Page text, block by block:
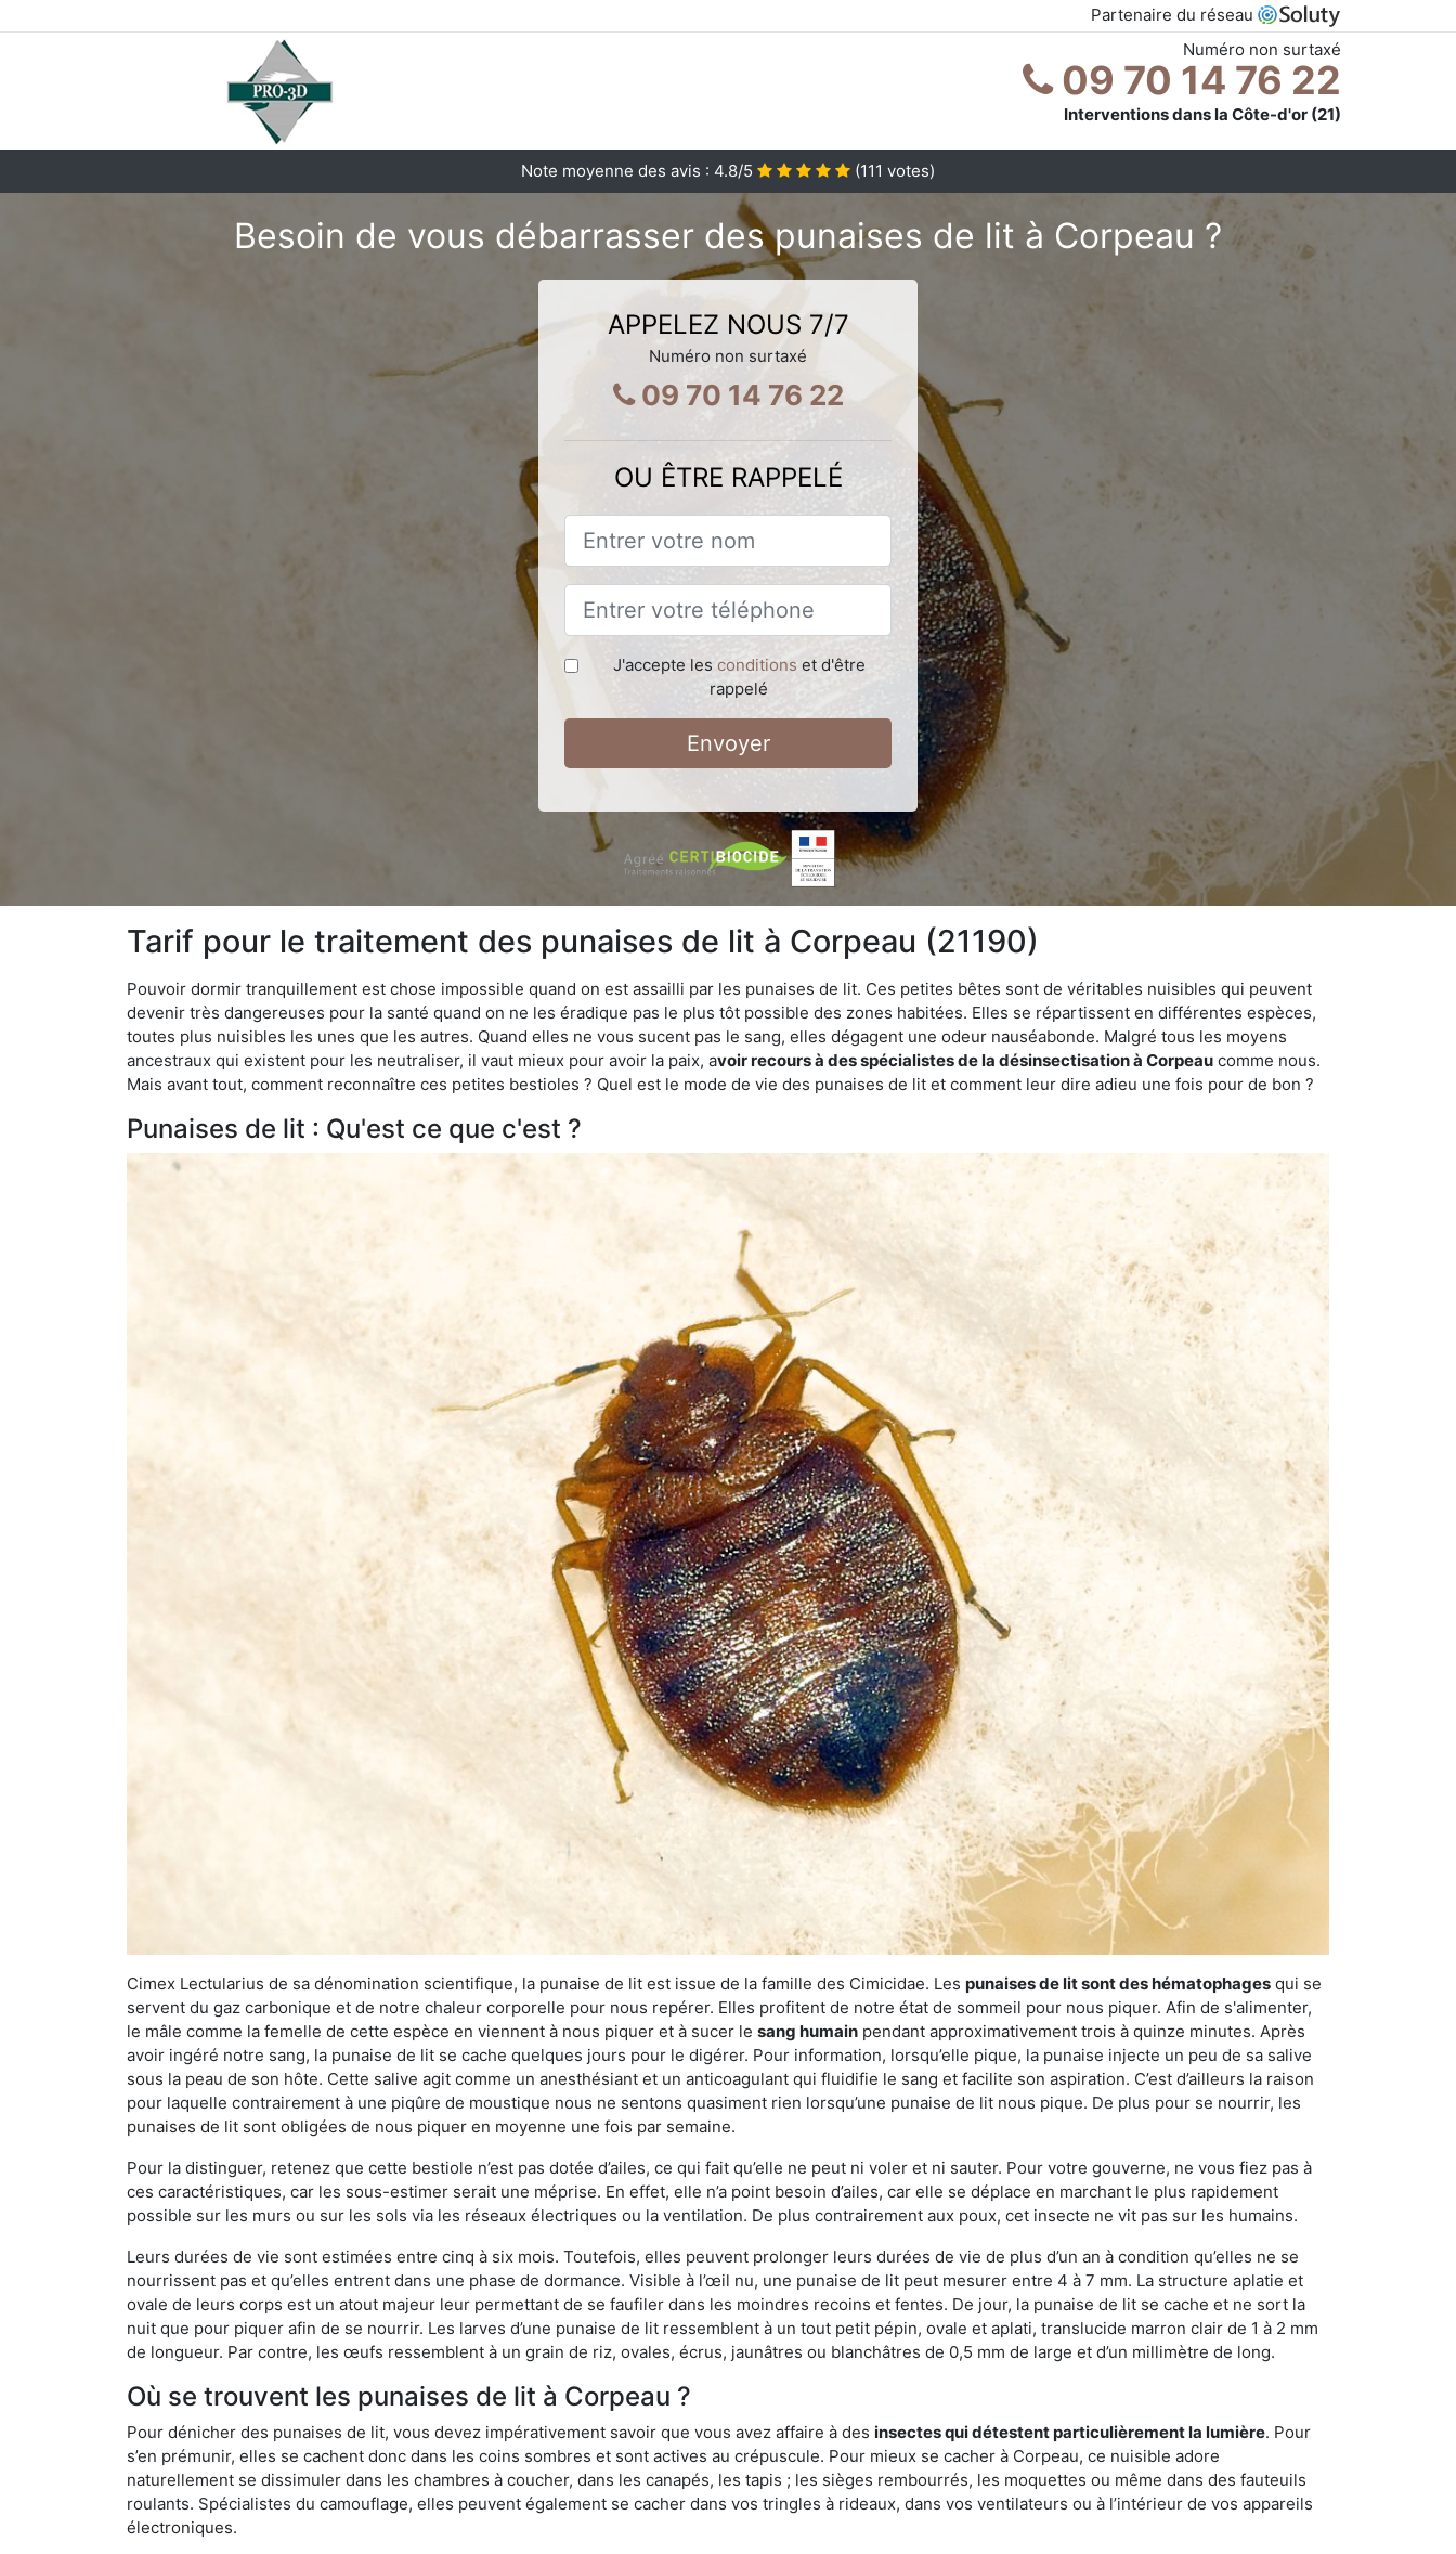
Partenaire du réseau
Numéro non surtaxé
09 70 14 76 22
Interventions dans la Côte-d'or (21)
Note moyenne des avis : 4.8/5 (111 votes)
Besoin de vous débarrasser des punaises de lit à Corpeau ?
APPELEZ NOUS 7/7
Numéro non surtaxé
09 70 14 76 22
OU ÊTRE RAPPELÉ
J'accepte les conditions et d'être
rappelé
Envoyer
Tarif pour le traitement des punaises de lit à Corpeau (21190)
Pouvoir dormir tranquillement est chose impossible quand on est assailli par les punaises de lit. Ces petites bêtes sont de véritables nuisibles qui peuvent
devenir très dangereuses pour la santé quand on ne les éradique pas le plus tôt possible des zones habitées. Elles se répartissent en différentes espèces,
toutes plus nuisibles les unes que les autres. Quand elles ne vous sucent pas le sang, elles dégagent une odeur nauséabonde. Malgré tous les moyens
ancestraux qui existent pour les neutraliser, il vaut mieux pour avoir la paix, avoir recours à des spécialistes de la désinsectisation à Corpeau comme nous.
Mais avant tout, comment reconnaître ces petites bestioles ? Quel est le mode de vie des punaises de lit et comment leur dire adieu une fois pour de bon ?
Punaises de lit : Qu'est ce que c'est ?
Cimex Lectularius de sa dénomination scientifique, la punaise de lit est issue de la famille des Cimicidae. Les punaises de lit sont des hématophages qui se
servent du gaz carbonique et de notre chaleur corporelle pour nous repérer. Elles profitent de notre état de sommeil pour nous piquer. Afin de s'alimenter,
le mâle comme la femelle de cette espèce en viennent à nous piquer et à sucer le sang humain pendant approximativement trois à quinze minutes. Après
avoir ingéré notre sang, la punaise de lit se cache quelques jours pour le digérer. Pour information, lorsqu’elle pique, la punaise injecte un peu de sa salive
sous la peau de son hôte. Cette salive agit comme un anesthésiant et un anticoagulant qui fluidifie le sang et facilite son aspiration. C’est d’ailleurs la raison
pour laquelle contrairement à une piqûre de moustique nous ne sentons quasiment rien lorsqu’une punaise de lit nous pique. De plus pour se nourrir, les
punaises de lit sont obligées de nous piquer en moyenne une fois par semaine.
Pour la distinguer, retenez que cette bestiole n’est pas dotée d’ailes, ce qui fait qu’elle ne peut ni voler et ni sauter. Pour votre gouverne, ne vous fiez pas à
ces caractéristiques, car les sous-estimer serait une méprise. En effet, elle n’a point besoin d’ailes, car elle se déplace en marchant le plus rapidement
possible sur les murs ou sur les sols via les réseaux électriques ou la ventilation. De plus contrairement aux poux, cet insecte ne vit pas sur les humains.
Leurs durées de vie sont estimées entre cinq à six mois. Toutefois, elles peuvent prolonger leurs durées de vie de plus d’un an à condition qu’elles ne se
nourrissent pas et qu’elles entrent dans une phase de dormance. Visible à l’œil nu, une punaise de lit peut mesurer entre 4 à 7 mm. La structure aplatie et
ovale de leurs corps est un atout majeur leur permettant de se faufiler dans les moindres recoins et fentes. De jour, la punaise de lit se cache et ne sort la
nuit que pour piquer afin de se nourrir. Les larves d’une punaise de lit ressemblent à un tout petit pépin, ovale et aplati, translucide marron clair de 1 à 2 mm
de longueur. Par contre, les œufs ressemblent à un grain de riz, ovales, écrus, jaunâtres ou blanchâtres de 0,5 mm de large et d’un millimètre de long.
Où se trouvent les punaises de lit à Corpeau ?
Pour dénicher des punaises de lit, vous devez impérativement savoir que vous avez affaire à des insectes qui détestent particulièrement la lumière. Pour
s’en prémunir, elles se cachent donc dans les coins sombres et sont actives au crépuscule. Pour mieux se cacher à Corpeau, ce nuisible adore
naturellement se dissimuler dans les chambres à coucher, dans les canapés, les tapis ; les sièges rembourrés, les moquettes ou même dans des fauteuils
roulants. Spécialistes du camouflage, elles peuvent également se cacher dans vos tringles à rideaux, dans vos ventilateurs ou à l’intérieur de vos appareils
électroniques.